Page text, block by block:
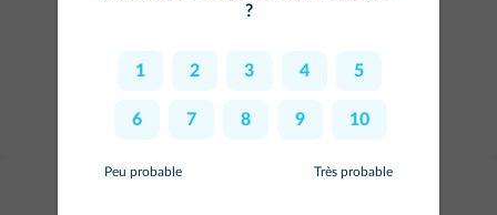
1 2 3 4 5
6 7 8 9 10
?
1 2 3 4 5
6 7 8 9 10
Peu probable Très probable